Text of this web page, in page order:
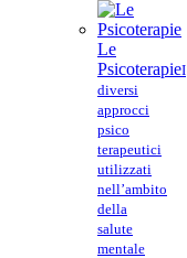
Le
PsicoterapieI
diversi
approcci
psico
terapeutici
utilizzati
nell’ambito
della
salute
mentale